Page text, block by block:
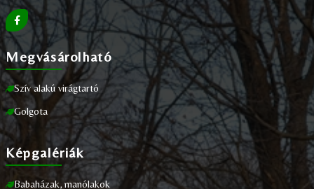
Megvásárolható
Szív alakú virágtartó
Golgota
Képgalériák
Babaházak, manólakok